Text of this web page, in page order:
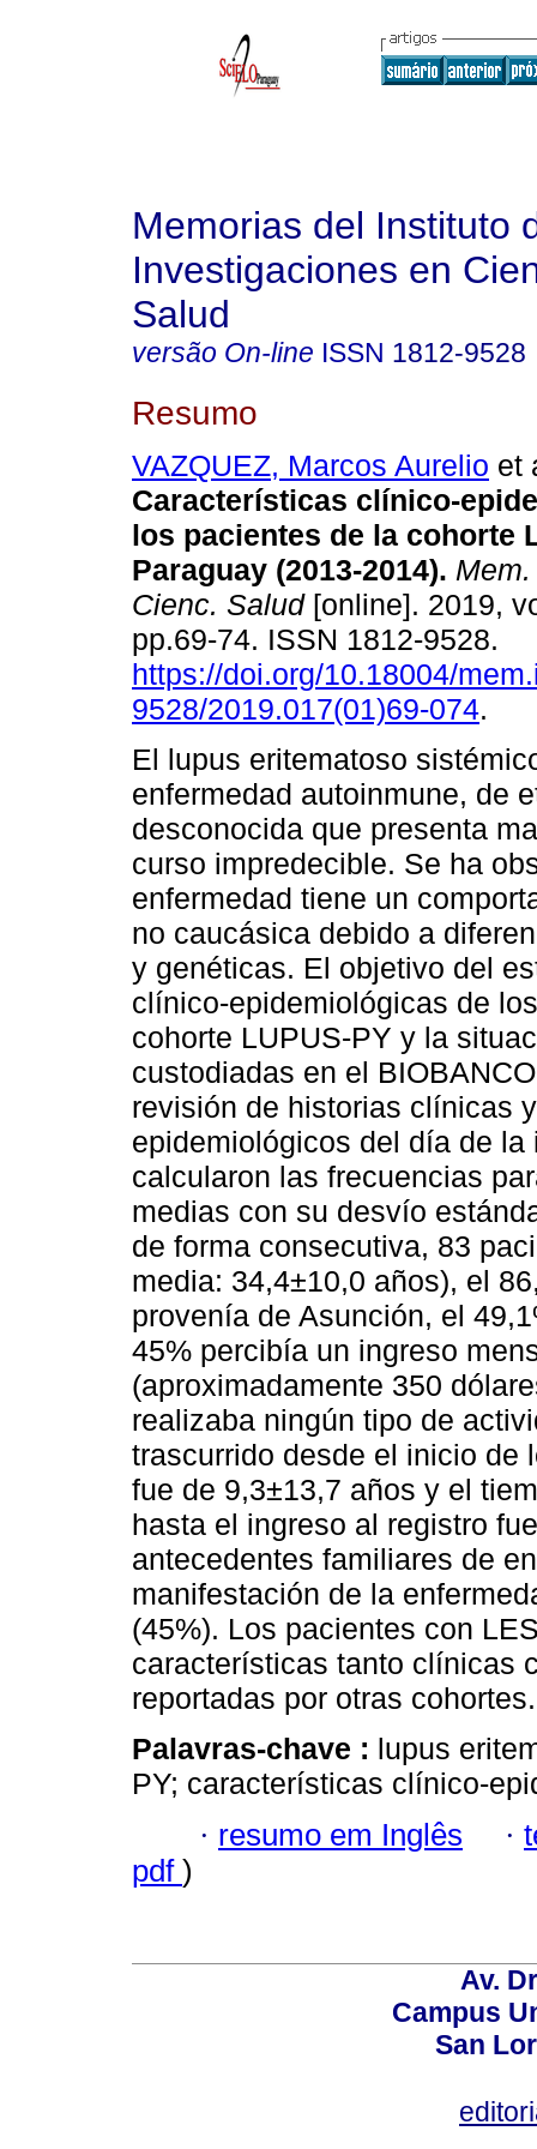
Memorias del Instituto
Investigaciones en
Salud
versão On-line ISSN 1812-9528
Resumo
VAZQUEZ, Marcos Aurelio et
Características clínico-
los pacientes de la cohorte
Paraguay (2013-2014).
Cienc. Salud[online]. 2019,
pp.69-74. ISSN 1812-9528.
https://doi.org/10.18004/
9528/2019.017(01)69-074.
El lupus eritematoso
enfermedad autoinmune, de
desconocida que presenta
curso impredecible. Se ha
enfermedad tiene un
no caucásica debido a
y genéticas. El objetivo del
clínico-epidemiológicas de
cohorte LUPUS-PY y la
custodiadas en el
revisión de historias clínicas
epidemiológicos del día de
calcularon las frecuencias
medias con su desvío
de forma consecutiva, 83
media: 34,4±10,0 años), el
provenía de Asunción, el
45% percibía un ingreso
(aproximadamente 350
realizaba ningún tipo de
trascurrido desde el inicio de
fue de 9,3±13,7 años y el
hasta el ingreso al registro
antecedentes familiares de
manifestación de la
(45%). Los pacientes con
características tanto clínicas
reportadas por otras cohortes.
Palavras-chave : lupus
PY; características clínico-
· resumo em Inglês ·
pdf )
Av.
Campus
San